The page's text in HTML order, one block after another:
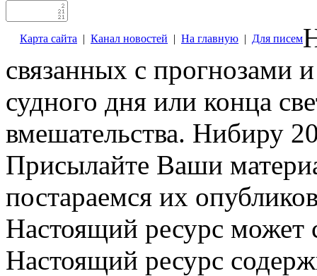
Карта сайта | Канал новостей | На главную | Для писем
связанных с прогнозами
судного дня или конца
вмешательства. Нибиру
Присылайте Ваши
постараемся их
Настоящий ресурс может
Настоящий ресурс